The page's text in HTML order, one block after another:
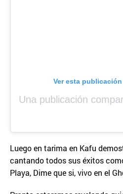
Ver esta
Luego en tarima en Kafu
cantando todos sus éxitos
Playa, Dime que si, vivo en el